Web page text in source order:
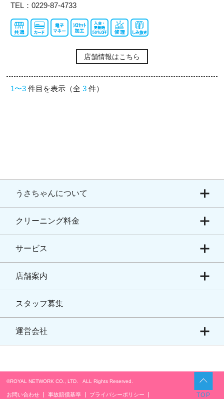
TEL：0229-87-4733
店舗情報はこちら
1〜3 件目を表示（全3 件）
うさちゃんについて
クリーニング料金
サービス
店舗案内
スタッフ募集
運営会社
©ROYAL NETWORK CO., LTD. ALL Rights Reserved.​
お問い合わせ 事故賠償基準 プライバシーポリシー